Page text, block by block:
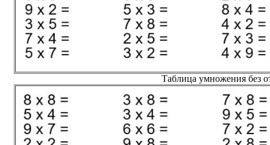
Таблица умножения без